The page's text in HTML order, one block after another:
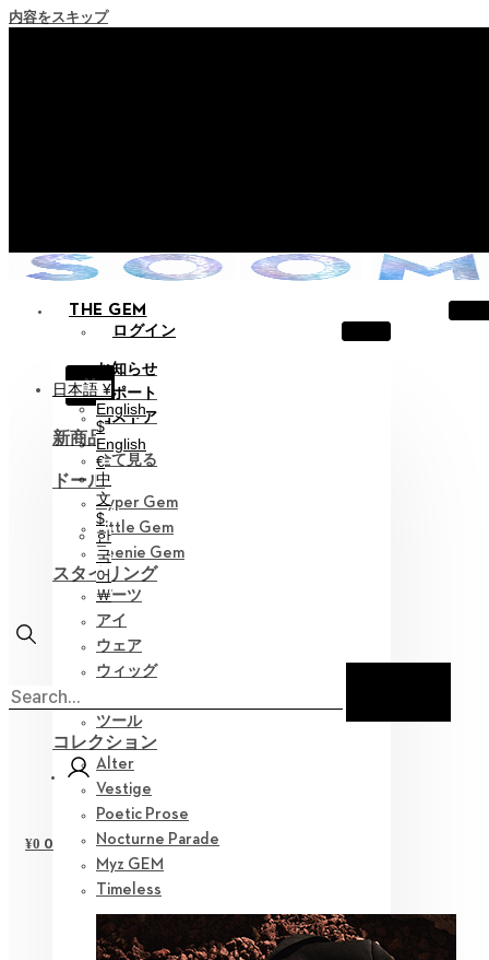
内容をスキップ
THE GEM
ログイン
X
お知らせ
サポート
旧ストア
新商品
全て見る
ドール
Hyper Gem
Little Gem
Teenie Gem
スタイリング
パーツ
アイ
ウェア
ウィッグ
ツール
コレクション
Alter
Vestige
Poetic Prose
Nocturne Parade
Myz GEM
Timeless
日本語 ¥
English
$
English
€
中
文
$
한
국
어
￦
¥0 0